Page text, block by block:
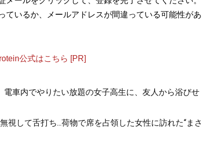
売
の危機!?」エンタメ界を揺るがしている「コロナ
3度目の紅白歌合戦出場を果たした、スーパー銭湯ア
いるか、メールアドレスが間違っている可能性があ
公式はこちら [PR]
車内でやりたい放題の女子高生に、友人から浴びせ
して舌打ち...荷物で席を占領した女性に訪れた“まさ